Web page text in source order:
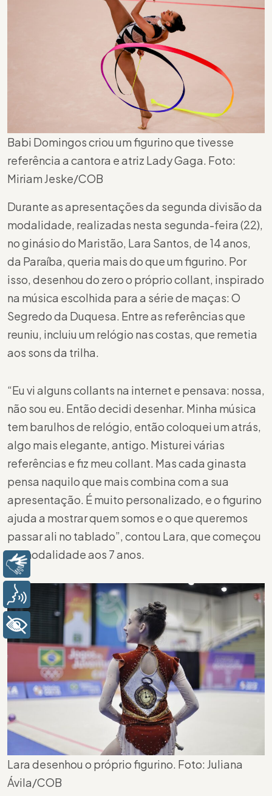
Babi Domingos criou um figurino que tivesse
referência a cantora e atriz Lady Gaga. Foto:
Miriam Jeske/COB
Durante as apresentações da segunda divisão da
modalidade, realizadas nesta segunda-feira (22),
no ginásio do Maristão, Lara Santos, de 14 anos,
da Paraíba, queria mais do que um figurino. Por
isso, desenhou do zero o próprio collant, inspirado
na música escolhida para a série de maças: O
Segredo da Duquesa. Entre as referências que
reuniu, incluiu um relógio nas costas, que remetia
aos sons da trilha.
“Eu vi alguns collants na internet e pensava: nossa,
não sou eu. Então decidi desenhar. Minha música
tem barulhos de relógio, então coloquei um atrás,
algo mais elegante, antigo. Misturei várias
referências e fiz meu collant. Mas cada ginasta
pensa naquilo que mais combina com a sua
apresentação. É muito personalizado, e o figurino
ajuda a mostrar quem somos e o que queremos
passar ali no tablado”, contou Lara, que começou
na modalidade aos 7 anos.
Lara desenhou o próprio figurino. Foto: Juliana
Ávila/COB
+ Acessibilidade